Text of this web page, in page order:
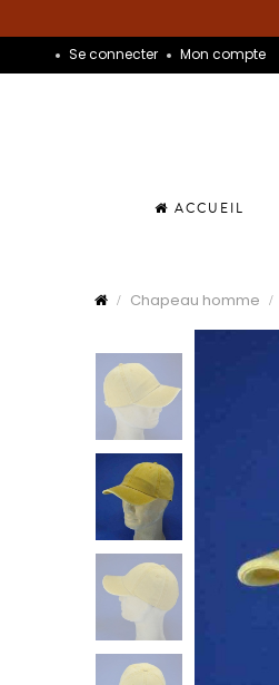
Se connecter Mon compte
ACCUEIL
Chapeau homme